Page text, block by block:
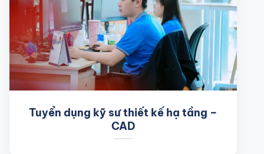
Tuyển dụng kỹ sư thiết kế hạ tầng –
CAD